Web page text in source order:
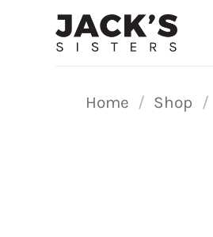
Home / Shop /